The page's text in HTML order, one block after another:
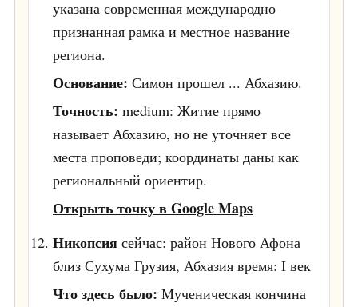
указана современная международно
признанная рамка и местное название
региона.
Основание: Симон прошел ... Абхазию.
Точность: medium: Житие прямо
называет Абхазию, но не уточняет все
места проповеди; координаты даны как
региональный ориентир.
Открыть точку в Google Maps
Никопсия сейчас: район Нового Афона
близ Сухума Грузия, Абхазия время: I век
Что здесь было: Мученическая кончина